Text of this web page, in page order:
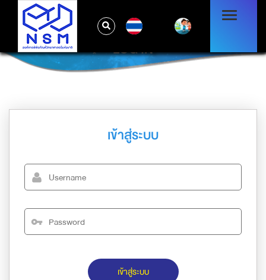
LOG IN
เข้าสู่ระบบ
เข้าสู่ระบบ